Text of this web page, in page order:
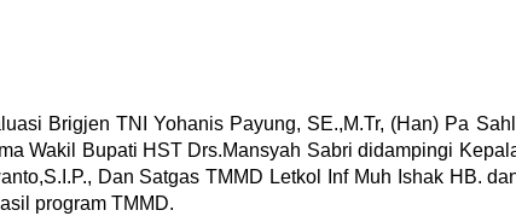
Brigjen TNI Yohanis Payung, SE.,M.Tr, (Han) Pa
Wakil Bupati HST Drs.Mansyah Sabri didampingi
Dan Satgas TMMD Letkol Inf Muh Ishak HB.
program TMMD.